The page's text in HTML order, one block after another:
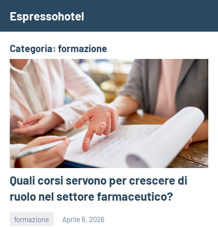
contenuto
Espressohotel
Dove
le
Notizie
Trovano
Casa
Categoria: formazione
Quali corsi servono per crescere di
ruolo nel settore farmaceutico?
formazione Aprile 6, 2026